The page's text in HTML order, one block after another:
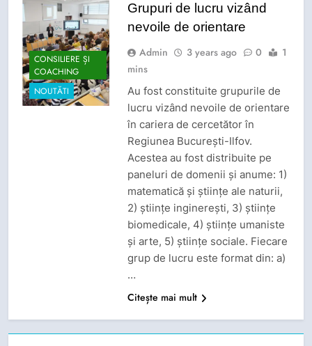
CONSILIERE ȘI
COACHING
NOUTĂTI
Grupuri de lucru vizând
nevoile de orientare
Admin 3 years ago 0
1
mins
Au fost constituite grupurile de
lucru vizând nevoile de orientare
în cariera de cercetător în
Regiunea București-Ilfov.
Acestea au fost distribuite pe
paneluri de domenii și anume: 1)
matematică și științe ale naturii,
2) științe inginerești, 3) științe
biomedicale, 4) științe umaniste
și arte, 5) științe sociale. Fiecare
grup de lucru este format din: a)
…
Citește mai mult